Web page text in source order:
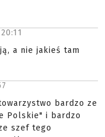
20:11
a nie jakieś tam
bardzo ze
Polskie" i bardzo
szef tego